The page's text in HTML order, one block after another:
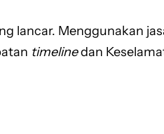
lancar. Menggunakan
timelinedan